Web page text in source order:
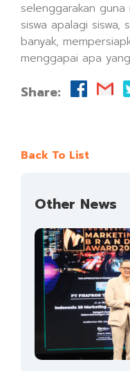
selenggarakan
siswa apalagi siswa,
banyak,
menggapai apa
Share:
Back To List
Other News